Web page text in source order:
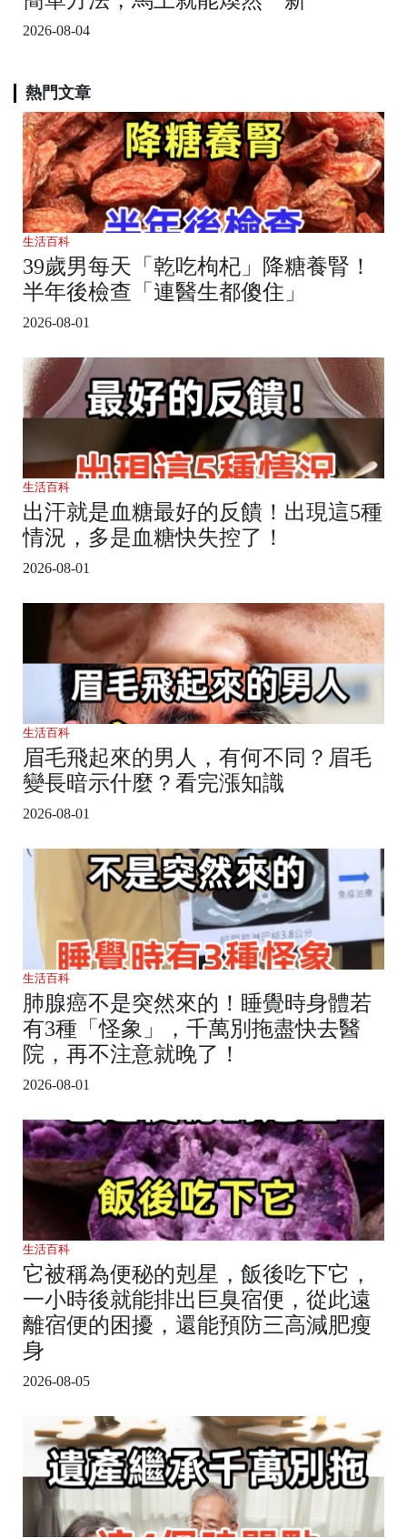
2026-08-04
熱門文章
生活百科
39歲男每天「乾吃枸杞」降糖養腎！
半年後檢查「連醫生都傻住」
2026-08-01
生活百科
出汗就是血糖最好的反饋！出現這5種
情況，多是血糖快失控了！
2026-08-01
生活百科
眉毛飛起來的男人，有何不同？眉毛
變長暗示什麼？看完漲知識
2026-08-01
生活百科
肺腺癌不是突然來的！睡覺時身體若
有3種「怪象」，千萬別拖盡快去醫
院，再不注意就晚了！
2026-08-01
生活百科
它被稱為便秘的剋星，飯後吃下它，
一小時後就能排出巨臭宿便，從此遠
離宿便的困擾，還能預防三高減肥瘦
身
2026-08-05